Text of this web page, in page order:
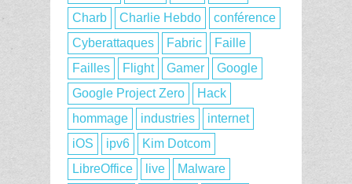
Charb
Charlie Hebdo
conférence
Cyberattaques
Fabric
Faille
Failles
Flight Gamer
Google
Google Project Zero
Hack
hommage
industries
internet
iOS
ipv6
Kim Dotcom
LibreOffice
live
Malware